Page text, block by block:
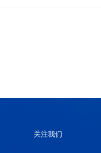
关注我们